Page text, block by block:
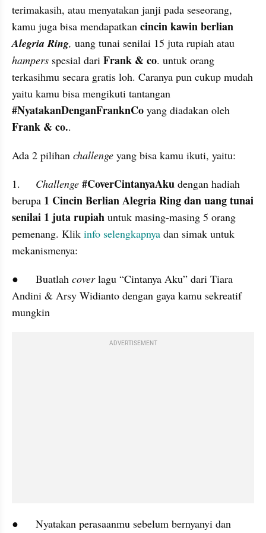
terimakasih, atau menyatakan janji pada seseorang,
kamu juga bisa mendapatkan
Alegria Ring,
hampers spesial dari Frank & co. untuk orang
terkasihmu secara gratis loh. Caranya pun cukup mudah
#NyatakanDenganFranknCo yang diadakan oleh
Frank & co..
Ada 2 pilihan challenge yang bisa kamu ikuti, yaitu:
Challenge #CoverCintanyaAku dengan hadiah
berupa 1 Cincin Berlian Alegria Ring dan uang tunai
senilai 1 juta rupiah untuk masing-masing 5 orang
pemenang. Klik info selengkapnya dan simak untuk
mekanismenya:
●	Buatlah cover lagu “Cintanya Aku” dari Tiara
Andini & Arsy Widianto dengan gaya kamu sekreatif
mungkin
ADVERTISEMENT
●	Nyatakan perasaanmu sebelum bernyanyi dan